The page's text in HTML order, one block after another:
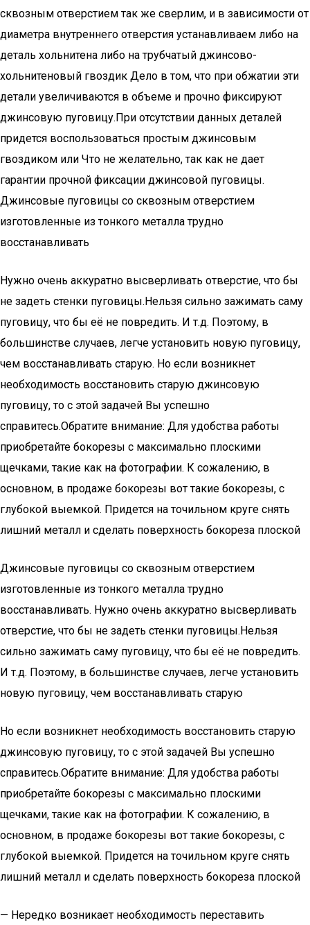
сквозным отверстием так же сверлим, и в зависимости от
диаметра внутреннего отверстия устанавливаем либо на
деталь хольнитена либо на трубчатый джинсово-
хольнитеновый гвоздик Дело в том, что при обжатии эти
детали увеличиваются в объеме и прочно фиксируют
джинсовую пуговицу.При отсутствии данных деталей
придется воспользоваться простым джинсовым
гвоздиком или Что не желательно, так как не дает
гарантии прочной фиксации джинсовой пуговицы.
Джинсовые пуговицы со сквозным отверстием
изготовленные из тонкого металла трудно
восстанавливать
Нужно очень аккуратно высверливать отверстие, что бы
не задеть стенки пуговицы.Нельзя сильно зажимать саму
пуговицу, что бы её не повредить. И т.д. Поэтому, в
большинстве случаев, легче установить новую пуговицу,
чем восстанавливать старую. Но если возникнет
необходимость восстановить старую джинсовую
пуговицу, то с этой задачей Вы успешно
справитесь.Обратите внимание: Для удобства работы
приобретайте бокорезы с максимально плоскими
щечками, такие как на фотографии. К сожалению, в
основном, в продаже бокорезы вот такие бокорезы, с
глубокой выемкой. Придется на точильном круге снять
лишний металл и сделать поверхность бокореза плоской
Джинсовые пуговицы со сквозным отверстием
изготовленные из тонкого металла трудно
восстанавливать. Нужно очень аккуратно высверливать
отверстие, что бы не задеть стенки пуговицы.Нельзя
сильно зажимать саму пуговицу, что бы её не повредить.
И т.д. Поэтому, в большинстве случаев, легче установить
новую пуговицу, чем восстанавливать старую
Но если возникнет необходимость восстановить старую
джинсовую пуговицу, то с этой задачей Вы успешно
справитесь.Обратите внимание: Для удобства работы
приобретайте бокорезы с максимально плоскими
щечками, такие как на фотографии. К сожалению, в
основном, в продаже бокорезы вот такие бокорезы, с
глубокой выемкой. Придется на точильном круге снять
лишний металл и сделать поверхность бокореза плоской
— Нередко возникает необходимость переставить